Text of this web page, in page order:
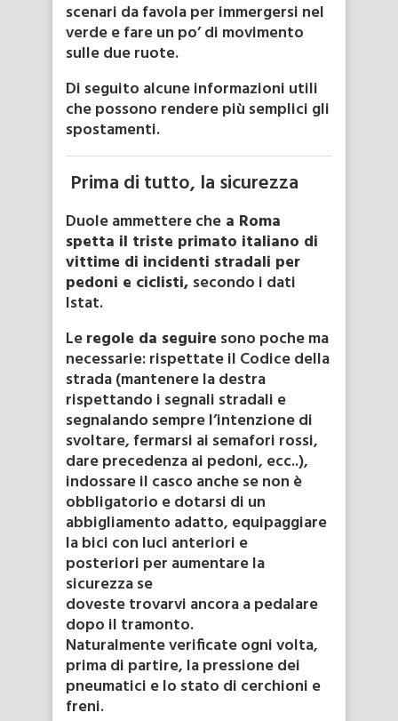
scenari da favola per immergersi nel
verde e fare un po’ di movimento
sulle due ruote.
Di seguito alcune informazioni utili
che possono rendere più semplici gli
spostamenti.
Prima di tutto, la sicurezza
Duole ammettere che a Roma
spetta il triste primato italiano di
vittime di incidenti stradali per
pedoni e ciclisti, secondo i dati
Istat.
Leregole da seguire sono poche ma
necessarie: rispettate il Codice della
strada (mantenere la destra
rispettando i segnali stradali e
segnalando sempre l’intenzione di
svoltare, fermarsi ai semafori rossi,
dare precedenza ai pedoni, ecc..),
indossare il casco anche se non è
obbligatorio e dotarsi di un
abbigliamento adatto, equipaggiare
la bici con luci anteriori e
posteriori per aumentare la
sicurezza se
doveste trovarvi ancora a pedalare
dopo il tramonto.
Naturalmente verificate ogni volta,
prima di partire, la pressione dei
pneumatici e lo stato di cerchioni e
freni.